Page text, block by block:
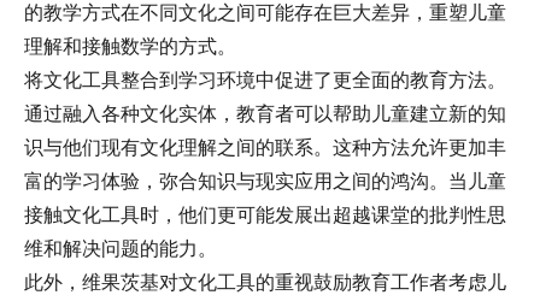
的教学方式在不同文化之间可能存在巨大差异，重塑儿童
理解和接触数学的方式。
将文化工具整合到学习环境中促进了更全面的教育方法。
通过融入各种文化实体，教育者可以帮助儿童建立新的知
识与他们现有文化理解之间的联系。这种方法允许更加丰
富的学习体验，弥合知识与现实应用之间的鸿沟。当儿童
接触文化工具时，他们更可能发展出超越课堂的批判性思
维和解决问题的能力。
此外，维果茨基对文化工具的重视鼓励教育工作者考虑儿